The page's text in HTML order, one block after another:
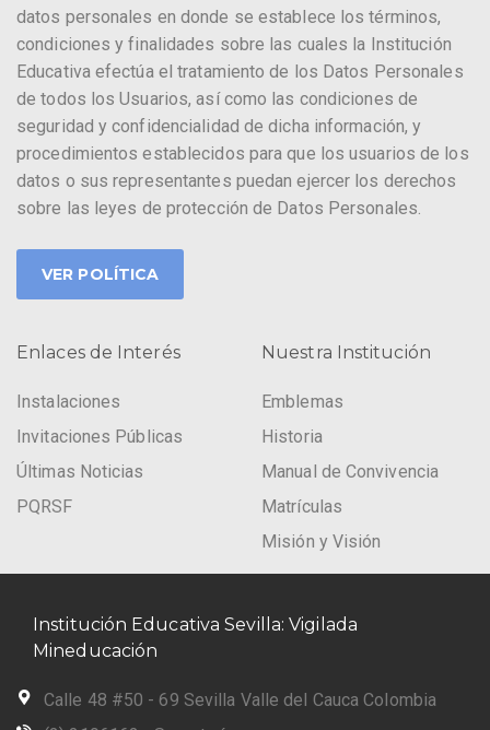
datos personales en donde se establece los términos,
condiciones y finalidades sobre las cuales la Institución
Educativa efectúa el tratamiento de los Datos Personales
de todos los Usuarios, así como las condiciones de
seguridad y confidencialidad de dicha información, y
procedimientos establecidos para que los usuarios de los
datos o sus representantes puedan ejercer los derechos
sobre las leyes de protección de Datos Personales.
VER POLÍTICA
Enlaces de Interés
Instalaciones
Invitaciones Públicas
Últimas Noticias
PQRSF
Nuestra Institución
Emblemas
Historia
Manual de Convivencia
Matrículas
Misión y Visión
Institución Educativa Sevilla: Vigilada
Mineducación
Calle 48 #50 - 69 Sevilla Valle del Cauca Colombia